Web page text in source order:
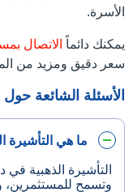
الأسرة.
يمكنك دائماً الاتصال
سعر دقيق ومزيد من
الأسئلة الشائعة
ما هي التأشيرة
التأشيرة الذهبية
وتسمح للمستثمرين،